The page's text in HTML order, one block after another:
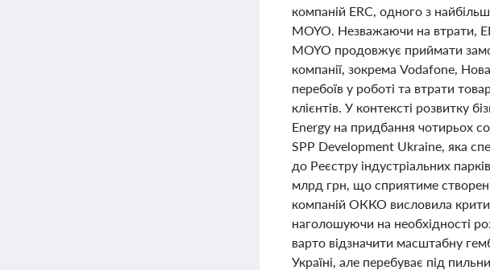
компаній ERC, одного з
MOYO. Незважаючи на втрати,
MOYO продовжує приймати
компанії, зокрема Vodafone,
перебоїв у роботі та втрати
клієнтів. У контексті розвитку
Energy на придбання чотирьох
SPP Development Ukraine, яка
до Реєстру індустріальних
млрд грн, що сприятиме
компаній ОККО висловила
наголошуючи на необхідності
варто відзначити масштабну
Україні, але перебуває під